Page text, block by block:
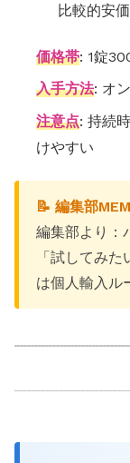
比較的安
価格帯: 1錠
入手方法: オ
注意点: 持続
けやすい
📝 編集部
編集部より：
「試してみ
は個人輸入ル